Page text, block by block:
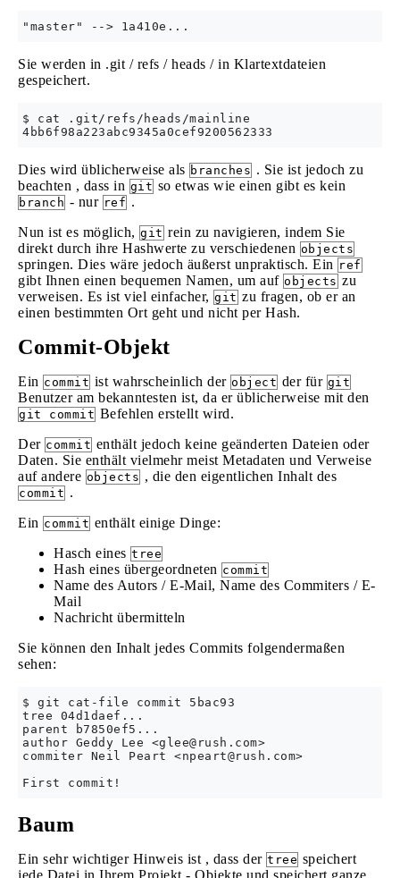
Sie werden in .git / refs / heads / in Klartextdateien
gespeichert.
$ cat .git/refs/heads/mainline
Dies wird üblicherweise als branches . Sie ist jedoch zu
beachten , dass in git so etwas wie einen gibt es kein
branch - nur ref .
Nun ist es möglich, git rein zu navigieren, indem Sie
direkt durch ihre Hashwerte zu verschiedenen objects
springen. Dies wäre jedoch äußerst unpraktisch. Ein ref
gibt Ihnen einen bequemen Namen, um auf objects zu
verweisen. Es ist viel einfacher, git zu fragen, ob er an
einen bestimmten Ort geht und nicht per Hash.
Commit-Objekt
Ein commit ist wahrscheinlich der object der für git
Benutzer am bekanntesten ist, da er üblicherweise mit den
git commit Befehlen erstellt wird.
Der commit enthält jedoch keine geänderten Dateien oder
Daten. Sie enthält vielmehr meist Metadaten und Verweise
auf andere objects , die den eigentlichen Inhalt des
commit .
Ein commit enthält einige Dinge:
Hasch eines tree
Hash eines übergeordneten commit
Name des Autors / E-Mail, Name des Commiters / E-
Mail
Nachricht übermitteln
Sie können den Inhalt jedes Commits folgendermaßen
sehen:
$ git cat-file commit 5bac93
tree 04d1daef...
parent b7850ef5...
author Geddy Lee <glee@rush.com>
commiter Neil Peart <npeart@rush.com>
Baum
Ein sehr wichtiger Hinweis ist , dass der tree speichert
jede Datei in Ihrem Projekt - Objekte und speichert ganze